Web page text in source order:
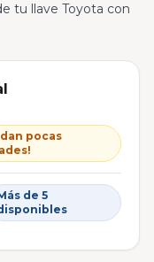
tu llave Toyota con
pocas
de 5